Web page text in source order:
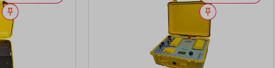
Noter
Noter